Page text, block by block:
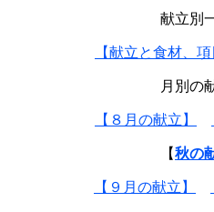
献立別
【献立と食材、
月別の
【８月の献立】
【秋の
【９月の献立】